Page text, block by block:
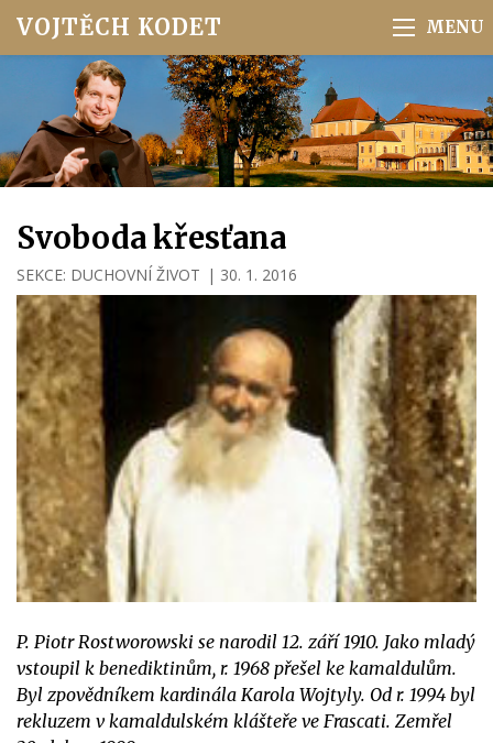
VOJTĚCH KODET
Svoboda křesťana
SEKCE: DUCHOVNÍ ŽIVOT | 30. 1. 2016
P. Piotr Rostworowski se narodil 12. září 1910. Jako mladý
vstoupil k benediktinům, r. 1968 přešel ke kamaldulům.
Byl zpovědníkem kardinála Karola Wojtyly. Od r. 1994 byl
rekluzem v kamaldulském klášteře ve Frascati. Zemřel